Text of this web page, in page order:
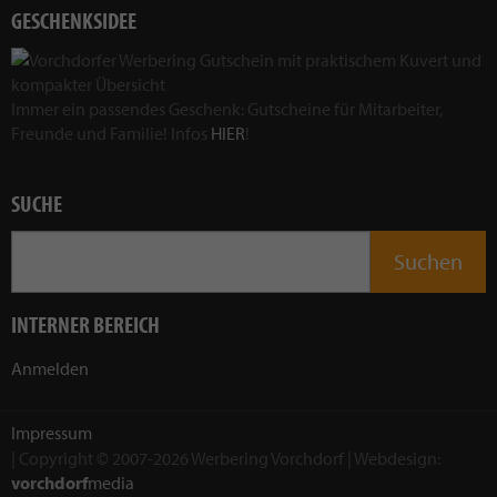
GESCHENKSIDEE
Immer ein passendes Geschenk: Gutscheine für Mitarbeiter,
Freunde und Familie! Infos HIER!
SUCHE
INTERNER BEREICH
Anmelden
Impressum
| Copyright © 2007-2026 Werbering Vorchdorf | Webdesign:
vorchdorfmedia